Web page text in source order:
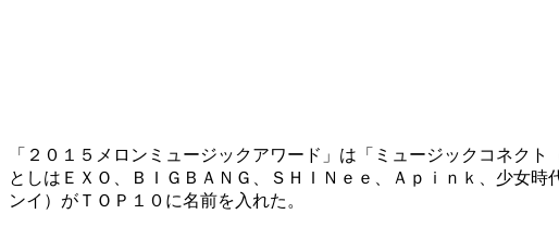
「２０１５メロンミュージックアワード」は「ミュージックコネク
としはＥＸＯ、ＢＩＧＢＡＮＧ、ＳＨＩＮｅｅ、Ａｐｉｎｋ、少女
ンイ）がＴＯＰ１０に名前を入れた。